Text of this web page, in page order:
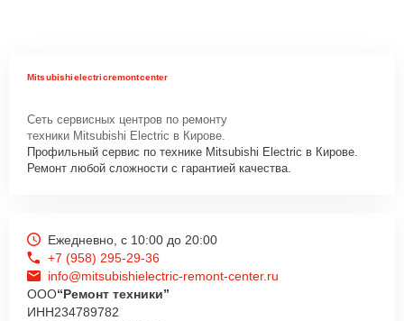
Mitsubishielectricremontcenter
Сеть сервисных центров по ремонту
техники Mitsubishi Electric в Кирове.
Профильный сервис по технике Mitsubishi Electric в Кирове.
Ремонт любой сложности с гарантией качества.
Ежедневно, с 10:00 до 20:00
+7 (958) 295-29-36
info@mitsubishielectric-remont-center.ru
ООО“Ремонт техники”
ИНН234789782